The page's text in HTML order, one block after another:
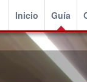
Inicio Guía